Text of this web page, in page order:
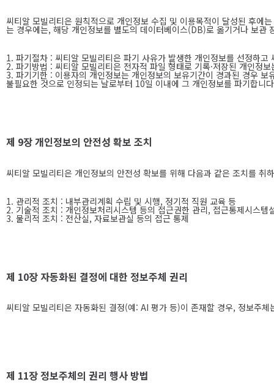
씨티알 모빌리티은 원칙적으로 개인정보 수집 및 이용목적이 달성된 후에
는 경우에는, 해당 개인정보를 별도의 데이터베이스(DB)로 옮기거나 보관
1. 파기절차 : 씨티알 모빌리티은 파기 사유가 발생한 개인정보를 선정하
2. 파기방법 : 씨티알 모빌리티은 전자적 파일 형태로 기록·저장된 개인정
3. 파기기한 : 이용자의 개인정보는 개인정보의 보유기간이 경과된 경우
불필요한 것으로 인정되는 날로부터 10일 이내에 그 개인정보를 파기합니
제 9장 개인정보의 안전성 확보 조치
씨티알 모빌리티은 개인정보의 안전성 확보를 위해 다음과 같은 조치를 취
1. 관리적 조치 : 내부관리계획 수립 및 시행, 정기적 직원 교육 등
2. 기술적 조치 : 개인정보처리시스템 등의 접근권한 관리, 접근통제시스
3. 물리적 조치 : 전산실, 자료보관실 등의 접근 통제
제 10장 자동화된 결정에 대한 정보주체 권리
씨티알 모빌리티은 자동화된 결정(예: AI 평가 등)이 존재할 경우, 정보주
제 11장 정보주체의 권리 행사 방법